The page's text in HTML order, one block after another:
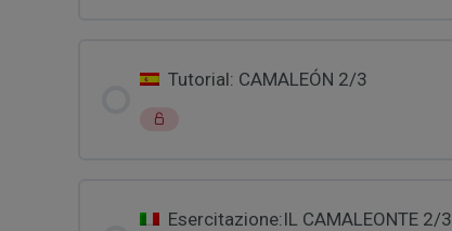
Tutorial: CAMALEÓN 2/3
Esercitazione:IL CAMALEONTE 2/3